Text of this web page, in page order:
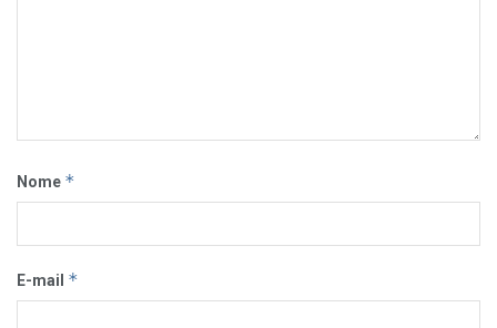
Nome *
E-mail *